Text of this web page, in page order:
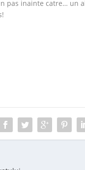
pas inainte catre… un